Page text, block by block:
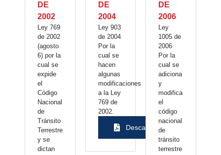
DE
2002
Ley 769
de 2002
(agosto
6) por la
cual se
expide
el
Código
Nacional
de
Tránsito
Terrestre
y se
dictan
DE
2004
Ley 903
de 2004
Por la
cual se
hacen
algunas
modificaciones
a la Ley
769 de
2002.
Descargar
DE
2006
Ley
1005 de
2006
Por la
cual se
adiciona
y
modifica
el
código
nacional
de
tránsito
terrestre